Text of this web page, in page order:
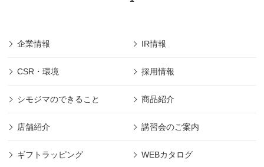
企業情報 IR情報
CSR・環境 採用情報
シモジマのできること 商品紹介
店舗紹介 講習会のご案内
ギフトラッピング WEBカタログ